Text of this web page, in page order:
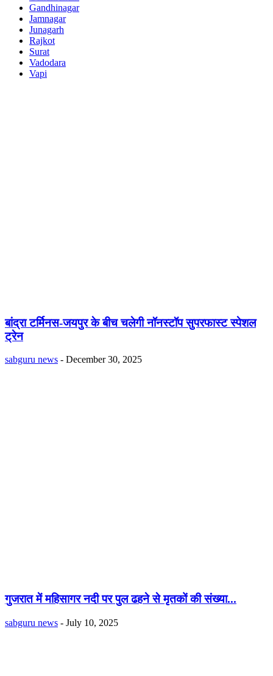
Gandhinagar
Jamnagar
Junagarh
Rajkot
Surat
Vadodara
Vapi
बांद्रा टर्मिनस-जयपुर के बीच चलेगी नॉनस्टॉप सुपरफास्ट स्पेशल
ट्रेन
sabguru news - December 30, 2025
गुजरात में महिसागर नदी पर पुल ढहने से मृतकों की संख्या...
sabguru news - July 10, 2025